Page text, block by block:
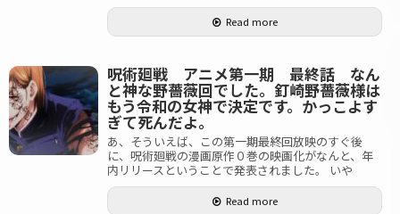
Read more
呪術廻戦 アニメ第一期 最終話 なん
と神な野薔薇回でした。釘崎野薔薇様は
もう令和の女神で決定です。かっこよす
ぎて死んだよ。
あ、そういえば、この第一期最終回放映のすぐ後
に、呪術廻戦の漫画原作０巻の映画化がなんと、年
内リリースということで発表されました。 いや
Read more